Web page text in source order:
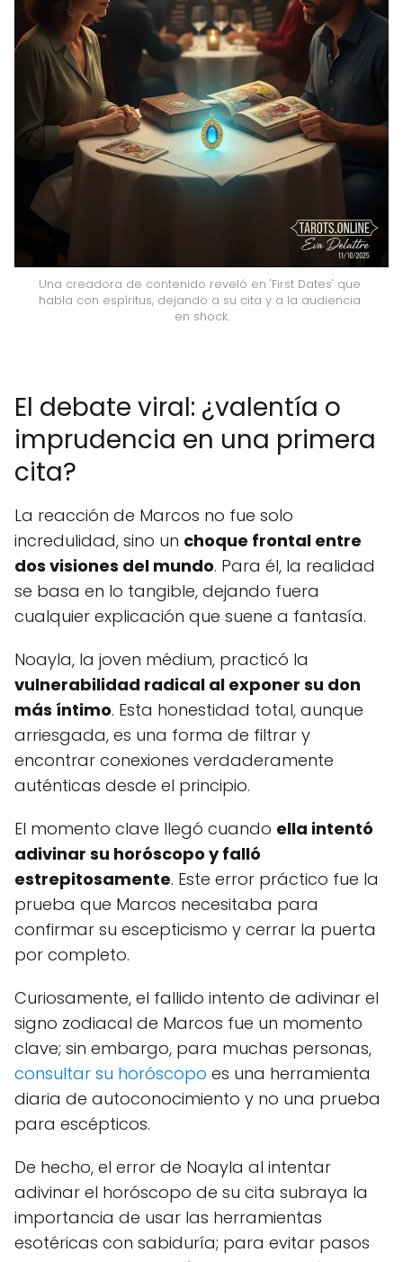
Una creadora de contenido reveló en 'First Dates' que
habla con espíritus, dejando a su cita y a la audiencia
en shock.
El debate viral: ¿valentía o
imprudencia en una primera
cita?
La reacción de Marcos no fue solo
incredulidad, sino un choque frontal entre
dos visiones del mundo. Para él, la realidad
se basa en lo tangible, dejando fuera
cualquier explicación que suene a fantasía.
Noayla, la joven médium, practicó la
vulnerabilidad radical al exponer su don
más íntimo. Esta honestidad total, aunque
arriesgada, es una forma de filtrar y
encontrar conexiones verdaderamente
auténticas desde el principio.
El momento clave llegó cuando ella intentó
adivinar su horóscopo y falló
estrepitosamente. Este error práctico fue la
prueba que Marcos necesitaba para
confirmar su escepticismo y cerrar la puerta
por completo.
Curiosamente, el fallido intento de adivinar el
signo zodiacal de Marcos fue un momento
clave; sin embargo, para muchas personas,
consultar su horóscopo es una herramienta
diaria de autoconocimiento y no una prueba
para escépticos.
De hecho, el error de Noayla al intentar
adivinar el horóscopo de su cita subraya la
importancia de usar las herramientas
esotéricas con sabiduría; para evitar pasos